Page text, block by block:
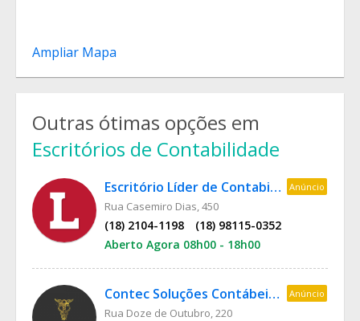
Ampliar Mapa
Outras ótimas opções em
Escritórios de Contabilidade
Escritório Líder de Contabilidade Anúncio
Rua Casemiro Dias, 450
(18) 2104-1198
(18) 98115-0352
Aberto Agora 08h00 - 18h00
Contec Soluções Contábeis e Administrativas Anúncio
Rua Doze de Outubro, 220